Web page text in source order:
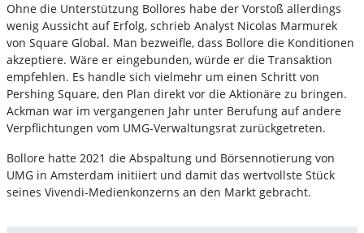
Ohne die Unterstützung Bollores habe der Vorstoß allerdings
wenig Aussicht auf Erfolg, schrieb Analyst Nicolas Marmurek
von Square Global. Man bezweifle, dass Bollore die Konditionen
akzeptiere. Wäre er eingebunden, würde er die Transaktion
empfehlen. Es handle sich vielmehr um einen Schritt von
Pershing Square, den Plan direkt vor die Aktionäre zu bringen.
Ackman war im vergangenen Jahr unter Berufung auf andere
Verpflichtungen vom UMG-Verwaltungsrat zurückgetreten.
Bollore hatte 2021 die Abspaltung und Börsennotierung von
UMG in Amsterdam initiiert und damit das wertvollste Stück
seines Vivendi-Medienkonzerns an den Markt gebracht.